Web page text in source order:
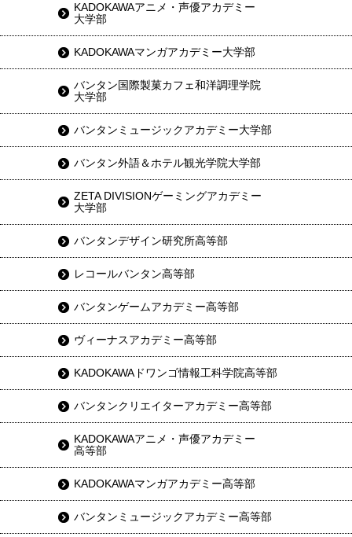
KADOKAWAアニメ・声優アカデミー
大学部
KADOKAWAマンガアカデミー大学部
バンタン国際製菓カフェ和洋調理学院
大学部
バンタンミュージックアカデミー大学部
バンタン外語＆ホテル観光学院大学部
ZETA DIVISIONゲーミングアカデミー
大学部
バンタンデザイン研究所高等部
レコールバンタン高等部
バンタンゲームアカデミー高等部
ヴィーナスアカデミー高等部
KADOKAWAドワンゴ情報工科学院高等部
バンタンクリエイターアカデミー高等部
KADOKAWAアニメ・声優アカデミー
高等部
KADOKAWAマンガアカデミー高等部
バンタンミュージックアカデミー高等部